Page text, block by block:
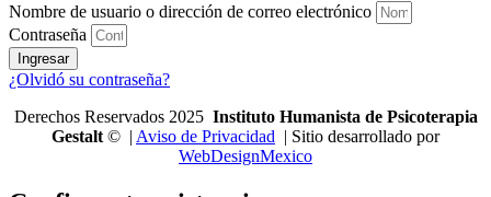
Nombre de usuario o dirección de correo electrónico
Contraseña
Ingresar
¿Olvidó su contraseña?
Derechos Reservados 2025 Instituto Humanista de Psicoterapia
Gestalt © | Aviso de Privacidad | Sitio desarrollado por
WebDesignMexico